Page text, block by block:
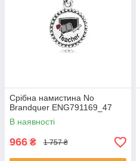
Срібна намистина No
Brandquer ENG791169_47
В наявності
966 ₴ 1 757 ₴